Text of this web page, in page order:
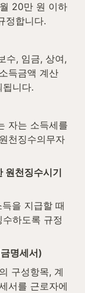
20만 원 이하
정합니다.
수, 임금, 상여,
득금액 계산
니다.
자는 소득세를
천징수의무자
원천징수시기
을 지급할 때
하도록 규정
명세서)
구성항목, 계
서를 근로자에